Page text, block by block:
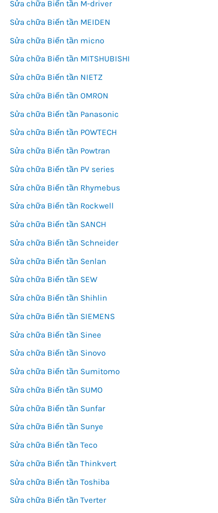
Sửa chữa Biến tần M-driver
Sửa chữa Biến tần MEIDEN
Sửa chữa Biến tần micno
Sửa chữa Biến tần MITSHUBISHI
Sửa chữa Biến tần NIETZ
Sửa chữa Biến tần OMRON
Sửa chữa Biến tần Panasonic
Sửa chữa Biến tần POWTECH
Sửa chữa Biến tần Powtran
Sửa chữa Biến tần PV series
Sửa chữa Biến tần Rhymebus
Sửa chữa Biến tần Rockwell
Sửa chữa Biến tần SANCH
Sửa chữa Biến tần Schneider
Sửa chữa Biến tần Senlan
Sửa chữa Biến tần SEW
Sửa chữa Biến tần Shihlin
Sửa chữa Biến tần SIEMENS
Sửa chữa Biến tần Sinee
Sửa chữa Biến tần Sinovo
Sửa chữa Biến tần Sumitomo
Sửa chữa Biến tần SUMO
Sửa chữa Biến tần Sunfar
Sửa chữa Biến tần Sunye
Sửa chữa Biến tần Teco
Sửa chữa Biến tần Thinkvert
Sửa chữa Biến tần Toshiba
Sửa chữa Biến tần Tverter